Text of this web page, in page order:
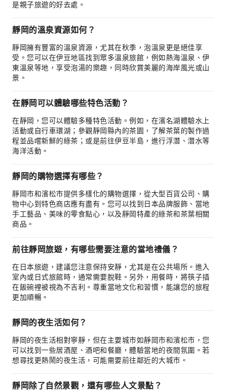
是親子旅遊的好去處。
靜岡的溫泉資源如何？
靜岡擁有豐富的溫泉資源，尤其在秋季，泡溫泉更是絕佳享
受。您可以在伊豆地區找到眾多溫泉旅館，例如熱海溫泉、伊
東溫泉等地，享受泡湯的樂趣，同時欣賞美麗的海岸風光或山
景。
在靜岡可以體驗哪些特色活動？
在靜岡，您可以體驗多種特色活動。例如，在濱名湖體驗水上
活動或自行車環湖；參觀靜岡縣內的茶園，了解茶葉的製作過
程並品嚐新鮮的綠茶；或是前往伊豆半島，進行浮潛、潛水等
海洋活動。
靜岡的購物選擇有哪些？
靜岡市和濱松市提供多樣化的購物選擇，從大型百貨公司、購
物中心到特色商店應有盡有。您可以找到日本品牌服飾、當地
手工藝品、美味的零食點心，以及靜岡特產的綠茶和茶葉相關
商品。
前往靜岡旅遊，有哪些需要注意的當地禮儀？
在日本旅遊，建議您注意保持安靜，尤其是在公共場所。進入
室內或日式旅館時，通常需要脫鞋。另外，用餐時，將筷子插
在飯碗裡被視為不吉利。尊重當地文化和習慣，能讓您的旅程
更加順暢。
靜岡的夜生活如何？
靜岡的夜生活相對寧靜，但在主要城市如靜岡市和濱松市，您
可以找到一些居酒屋、酒吧和餐廳，體驗當地的夜間氛圍。若
想尋找更熱鬧的夜生活，可能需要前往鄰近的大城市。
靜岡除了自然景觀，還有哪些人文景點？